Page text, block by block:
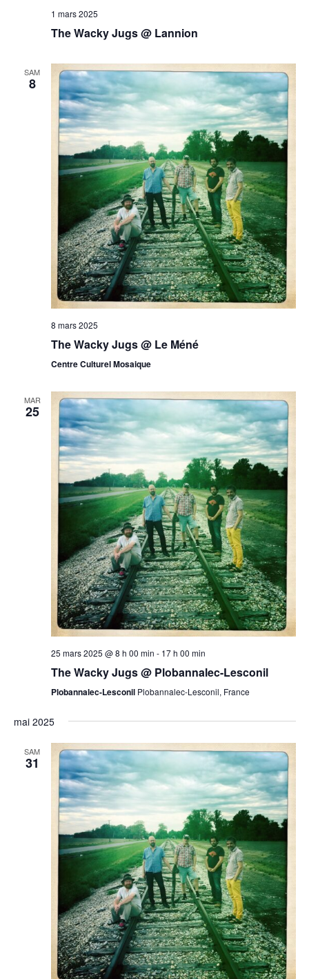
1 mars 2025
The Wacky Jugs @ Lannion
SAM
8
8 mars 2025
The Wacky Jugs @ Le Méné
Centre Culturel Mosaique
MAR
25
25 mars 2025 @ 8 h 00 min - 17 h 00 min
The Wacky Jugs @ Plobannalec-Lesconil
Plobannalec-Lesconil Plobannalec-Lesconil, France
mai 2025
SAM
31